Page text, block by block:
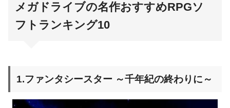
メガドライブの名作おすすめRPGソ
フトランキング10
1.ファンタシースター ～千年紀の終わりに～